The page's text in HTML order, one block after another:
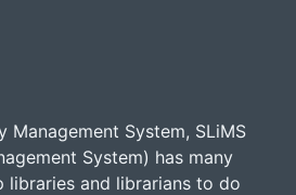
Management System, SLiMS
System) has many
libraries and librarians to do